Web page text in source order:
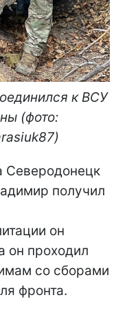
к ВСУ
(фото:
Северодонецк
получил
он
он проходил
со сборами
фронта.